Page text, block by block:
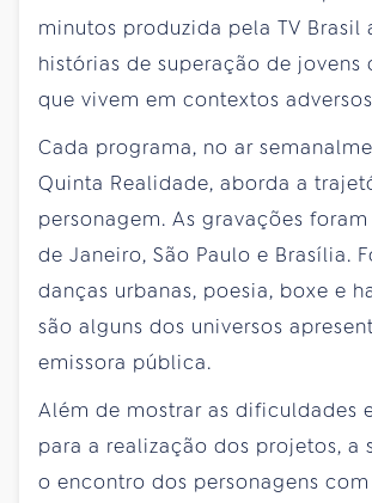
minutos produzida pela TV Brasil
histórias de superação de jovens
que vivem em contextos
Cada programa, no ar
Quinta Realidade, aborda a
personagem. As gravações
de Janeiro, São Paulo e Brasília.
danças urbanas, poesia, boxe e
são alguns dos universos
emissora pública.
Além de mostrar as dificuldades
para a realização dos projetos, a
o encontro dos personagens